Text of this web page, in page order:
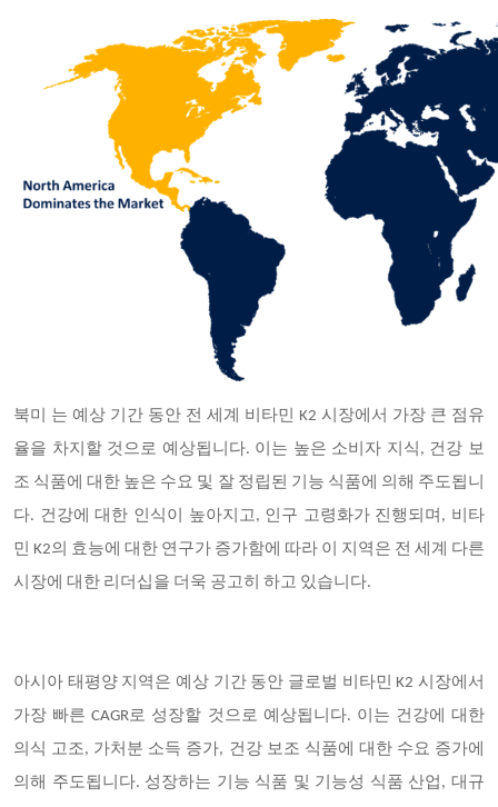
북미 는 예상 기간 동안 전 세계 비타민 K2 시장에서 가장 큰 점유
율을 차지할 것으로 예상됩니다. 이는 높은 소비자 지식, 건강 보
조 식품에 대한 높은 수요 및 잘 정립된 기능 식품에 의해 주도됩니
다. 건강에 대한 인식이 높아지고, 인구 고령화가 진행되며, 비타
민 K2의 효능에 대한 연구가 증가함에 따라 이 지역은 전 세계 다른
시장에 대한 리더십을 더욱 공고히 하고 있습니다.
아시아 태평양지역은 예상 기간 동안 글로벌 비타민 K2 시장에서
가장 빠른 CAGR로 성장할 것으로 예상됩니다. 이는 건강에 대한
의식 고조, 가처분 소득 증가, 건강 보조 식품에 대한 수요 증가에
의해 주도됩니다. 성장하는 기능 식품 및 기능성 식품 산업, 대규